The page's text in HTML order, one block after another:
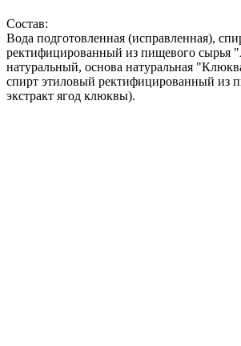
Состав:
Вода подготовленная (исправленная),
ректифицированный из пищевого сырья
натуральный, основа натуральная
спирт этиловый ректифицированный из
экстракт ягод клюквы).